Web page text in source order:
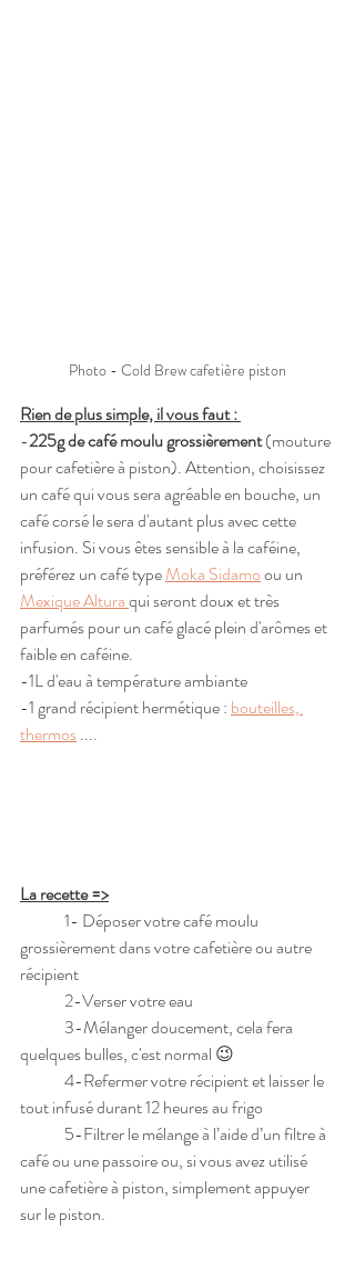
Photo - Cold Brew cafetière piston
Rien de plus simple, il vous faut :
-225g de café moulu grossièrement (mouture
pour cafetière à piston). Attention, choisissez
un café qui vous sera agréable en bouche, un
café corsé le sera d'autant plus avec cette
infusion. Si vous êtes sensible à la caféine,
préférez un café type Moka Sidamo ou un
Mexique Altura qui seront doux et très
parfumés pour un café glacé plein d'arômes et
faible en caféine.
-1L d'eau à température ambiante
-1 grand récipient hermétique : bouteilles,
thermos ....
La recette =>
grossièrement dans votre cafetière ou autre
récipient
	2-Verser votre eau
quelques bulles, c'est normal 😉
tout infusé durant 12 heures au frigo
café ou une passoire ou, si vous avez utilisé
une cafetière à piston, simplement appuyer
sur le piston.